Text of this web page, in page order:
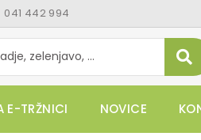
041 442 994
E-TRŽNICI NOVICE